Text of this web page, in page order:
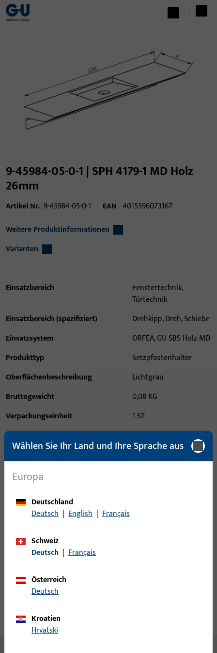
9-45984-05-0-1 | SPH 4179-1 MD Holz
26mm
Artikel Nr. 9-45984-05-0-1 EAN 4015596073167
Weitere Produktinformationen
Varianten
Einsatzbereich
Fenstertechnik,
Türtechnik
Einsatzbereich (spezifiziert)
Drehkipp, Dreh, Schiebe
Einsatzsystem
ORFEA, GU SBS Holz MD
Produkttyp
Setzpfostenhalter
Oberflächenbeschreibung
Lichtgrau
Bruttogewicht
0,08 KG
Verpackungseinheit
1 ST
Mindestbestelleinheit
Anmeldung
Preisinformation zu erhalten oder Artikel zu bestellen
Produktbeschreibung
Technische Daten
Wählen Sie Ihr Land und Ihre Sprache aus
Europa
Deutschland
Deutsch | English | Français
Schweiz
Deutsch | Français
Österreich
Deutsch
Kroatien
Hrvatski